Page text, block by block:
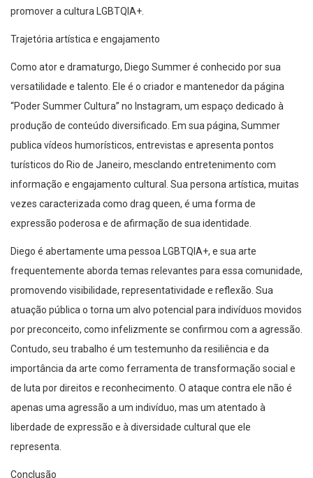
promover a cultura LGBTQIA+.
Trajetória artística e engajamento
Como ator e dramaturgo, Diego Summer é conhecido por sua
versatilidade e talento. Ele é o criador e mantenedor da página
“Poder Summer Cultura” no Instagram, um espaço dedicado à
produção de conteúdo diversificado. Em sua página, Summer
publica vídeos humorísticos, entrevistas e apresenta pontos
turísticos do Rio de Janeiro, mesclando entretenimento com
informação e engajamento cultural. Sua persona artística, muitas
vezes caracterizada como drag queen, é uma forma de
expressão poderosa e de afirmação de sua identidade.
Diego é abertamente uma pessoa LGBTQIA+, e sua arte
frequentemente aborda temas relevantes para essa comunidade,
promovendo visibilidade, representatividade e reflexão. Sua
atuação pública o torna um alvo potencial para indivíduos movidos
por preconceito, como infelizmente se confirmou com a agressão.
Contudo, seu trabalho é um testemunho da resiliência e da
importância da arte como ferramenta de transformação social e
de luta por direitos e reconhecimento. O ataque contra ele não é
apenas uma agressão a um indivíduo, mas um atentado à
liberdade de expressão e à diversidade cultural que ele
representa.
Conclusão